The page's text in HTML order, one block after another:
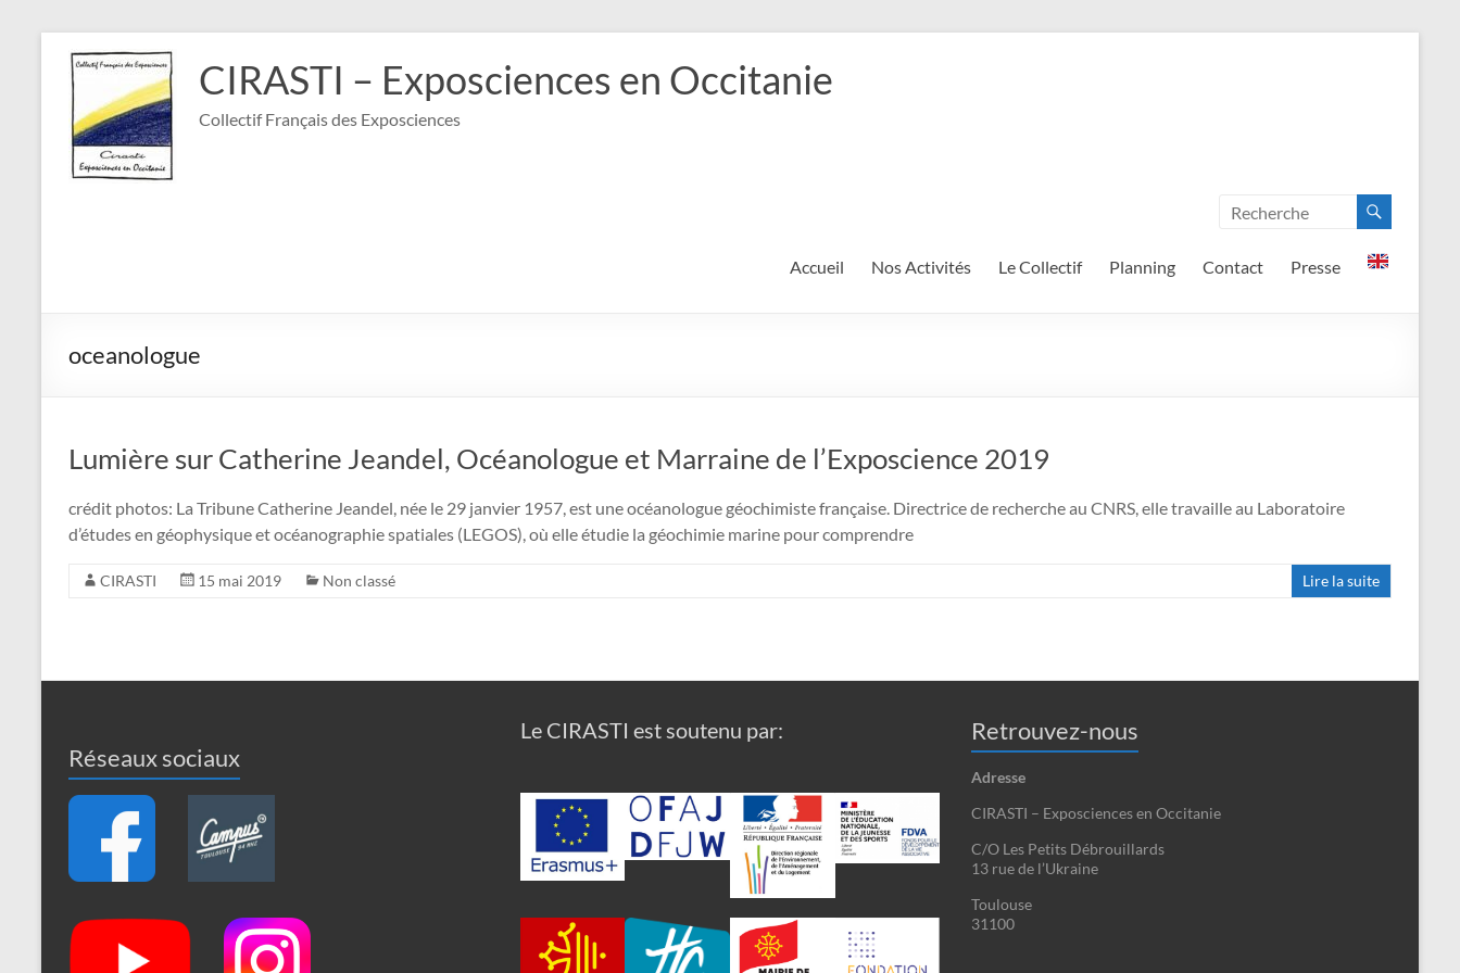
contenu
CIRASTI – Exposciences en Occitanie
Collectif Français des Exposciences
Accueil Nos Activités Le Collectif Planning Contact Presse
oceanologue
Lumière sur Catherine Jeandel, Océanologue et Marraine de l’Exposcience 2019
crédit photos: La Tribune Catherine Jeandel, née le 29 janvier 1957, est une océanologue géochimiste française. Directrice de recherche au CNRS, elle travaille au Laboratoire
d’études en géophysique et océanographie spatiales (LEGOS), où elle étudie la géochimie marine pour comprendre
CIRASTI 15 mai 2019 Non classé Lire la suite
Réseaux sociaux
Le CIRASTI est soutenu par: Retrouvez-nous
Adresse
CIRASTI – Exposciences en Occitanie
C/O Les Petits Débrouillards
13 rue de l’Ukraine
Toulouse
31100